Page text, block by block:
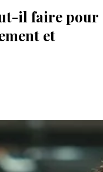
il faire pour
et